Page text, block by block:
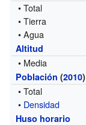
• Total
• Tierra
• Agua
Altitud
• Media
Población (2010)
• Total
• Densidad
Huso horario